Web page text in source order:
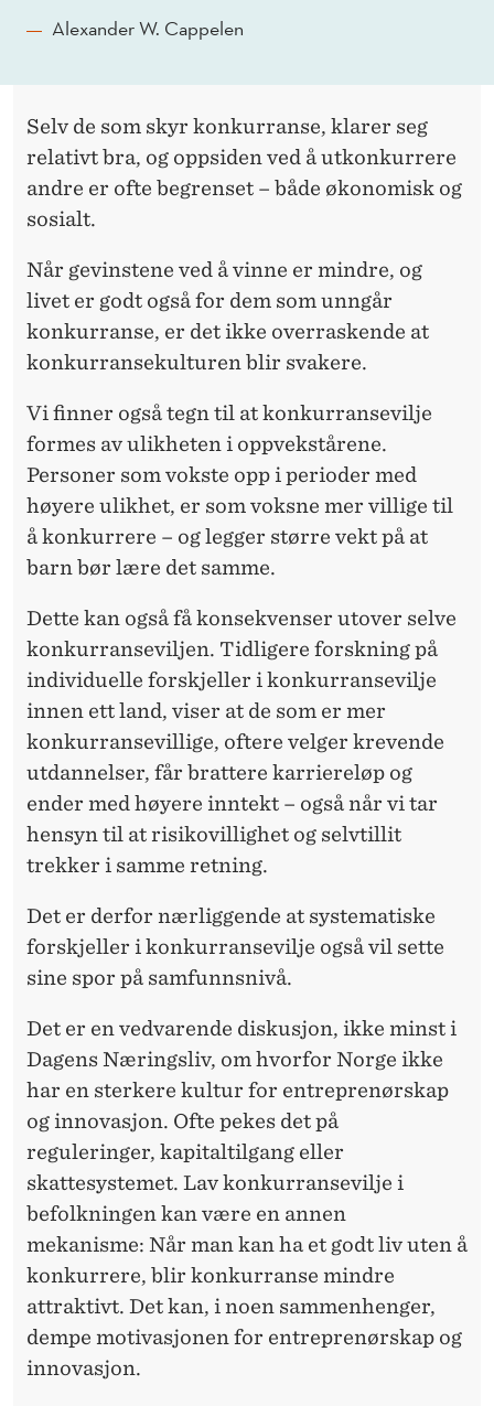
Alexander W. Cappelen
Selv de som skyr konkurranse, klarer seg
relativt bra, og oppsiden ved å utkonkurrere
andre er ofte begrenset – både økonomisk og
sosialt.
Når gevinstene ved å vinne er mindre, og
livet er godt også for dem som unngår
konkurranse, er det ikke overraskende at
konkurransekulturen blir svakere.
Vi finner også tegn til at konkurransevilje
formes av ulikheten i oppvekstårene.
Personer som vokste opp i perioder med
høyere ulikhet, er som voksne mer villige til
å konkurrere – og legger større vekt på at
barn bør lære det samme.
Dette kan også få konsekvenser utover selve
konkurranseviljen. Tidligere forskning på
individuelle forskjeller i konkurransevilje
innen ett land, viser at de som er mer
konkurransevillige, oftere velger krevende
utdannelser, får brattere karriereløp og
ender med høyere inntekt – også når vi tar
hensyn til at risikovillighet og selvtillit
trekker i samme retning.
Det er derfor nærliggende at systematiske
forskjeller i konkurransevilje også vil sette
sine spor på samfunnsnivå.
Det er en vedvarende diskusjon, ikke minst i
Dagens Næringsliv, om hvorfor Norge ikke
har en sterkere kultur for entreprenørskap
og innovasjon. Ofte pekes det på
reguleringer, kapitaltilgang eller
skattesystemet. Lav konkurransevilje i
befolkningen kan være en annen
mekanisme: Når man kan ha et godt liv uten å
konkurrere, blir konkurranse mindre
attraktivt. Det kan, i noen sammenhenger,
dempe motivasjonen for entreprenørskap og
innovasjon.